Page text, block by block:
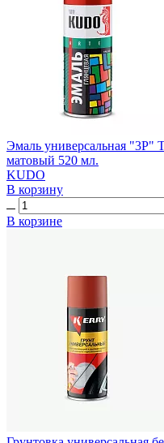
Эмаль универсальная
матовый 520 мл.
KUDO
В корзину
В корзине